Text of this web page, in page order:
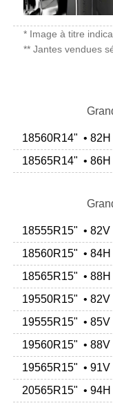
* Image à titre
** Jantes vendues
18560R14" •
18565R14" •
18555R15" • 82V
18560R15" •
18565R15" •
19550R15" • 82V
19555R15" • 85V
19560R15" • 88V
19565R15" • 91V
20565R15" •